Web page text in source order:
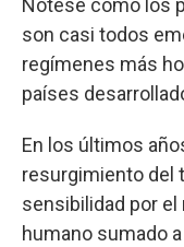
Nótese como los
son casi todos
regímenes más
países
En los últimos
resurgimiento del
sensibilidad por
humano sumado